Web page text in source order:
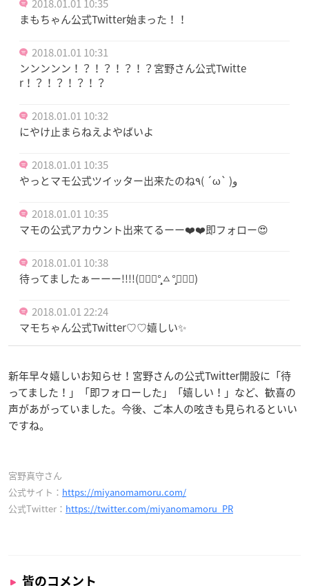
2018.01.01 10:35
まもちゃん公式Twitter始まった！！
2018.01.01 10:31
ンンンンン！？！？！？！？宮野さん公式Twitte
r！？！？！？！？
2018.01.01 10:32
にやけ止まらねえよやばいよ
2018.01.01 10:35
やっとマモ公式ツイッター出来たのね٩( ´ω` )و
2018.01.01 10:35
マモの公式アカウント出来てるーー❤️❤️即フォロー😍
2018.01.01 10:38
待ってましたぁーーー!!!!(๑⃙⃘°̧̧̧ㅿ°̧̧̧๑⃙⃘)
2018.01.01 22:24
マモちゃん公式Twitter♡♡嬉しい✨
新年早々嬉しいお知らせ！宮野さんの公式Twitter開設に「待
ってました！」「即フォローした」「嬉しい！」など、歓喜の
声があがっていました。今後、ご本人の呟きも見られるといい
ですね。
宮野真守さん
公式サイト： https://miyanomamoru.com/
公式Twitter： https://twitter.com/miyanomamoru_PR
皆のコメント